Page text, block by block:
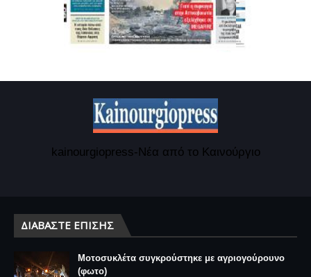
kainourgiopress-Νέα από το Καινούργιο
ΔΙΑΒΆΣΤΕ ΕΠΊΣΗΣ
Μοτοσυκλέτα συγκρούστηκε με αγριογούρουνο
(φωτο)